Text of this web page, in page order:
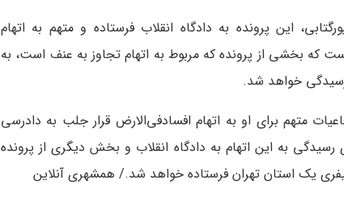
این پرونده به دادگاه انقلاب فرستاده و متهم به اتهام
که بخشی از پرونده که مربوط به اتهام تجاوز به عنف است، به
رسیدگی خواهد شد.
متهم برای او به اتهام افسادفی‌الارض قرار جلب به دادرسی
به این اتهام به دادگاه انقلاب و بخش دیگری از پرونده
یک استان تهران فرستاده خواهد شد./ همشهری ‌آنلاین